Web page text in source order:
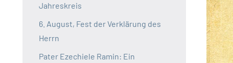
Jahreskreis
6. August, Fest der Verklärung des
Herrn
Pater Ezechiele Ramin: Ein